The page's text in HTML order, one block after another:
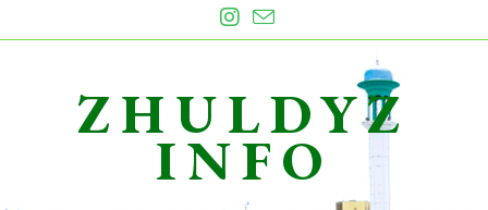
to
ZHULDYZ
INFO